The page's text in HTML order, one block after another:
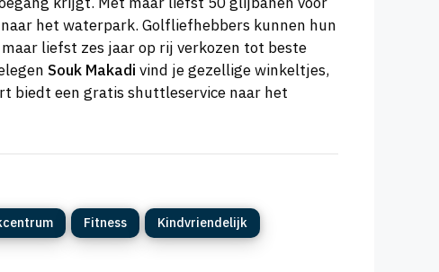
het waterpark. Golfliefhebbers kunnen hun
liefst zes jaar op rij verkozen tot beste
Souk Makadi vind je gezellige winkeltjes,
biedt een gratis shuttleservice naar het
Fitness Kindvriendelijk